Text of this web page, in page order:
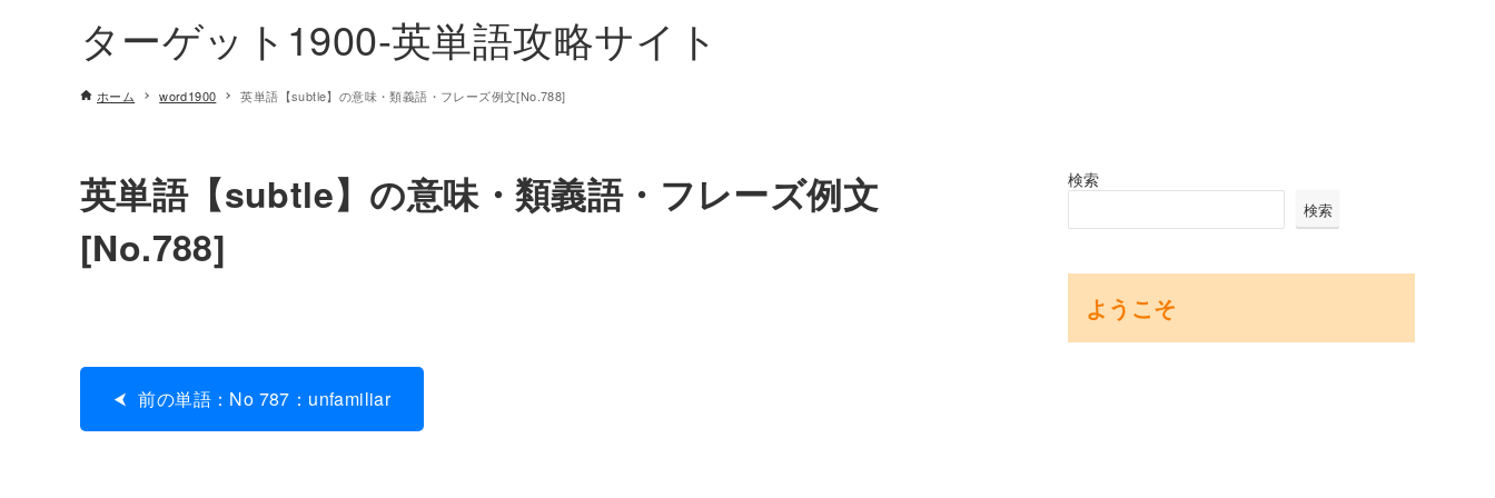
ターゲット1900-英単語攻略サイト
ホーム word1900 英単語【subtle】の意味・類義語・フレーズ例文[No.788]
英単語【subtle】の意味・類義語・フレーズ例文
[No.788]
前の単語：No 787：unfamiliar
検索
検索
ようこそ